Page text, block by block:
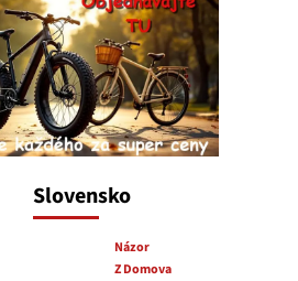
Slovensko
Názor
Z Domova